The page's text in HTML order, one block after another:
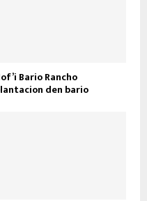
Bario Rancho
den bario